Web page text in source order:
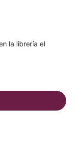
la librería el